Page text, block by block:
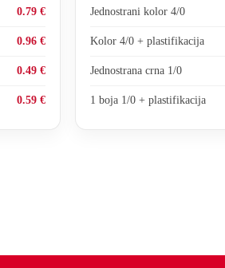
0.79 €
0.96 €
0.49 €
0.59 €
Jednostrani kolor 4/0
Kolor 4/0 + plastifikacija
Jednostrana crna 1/0
1 boja 1/0 + plastifikacija